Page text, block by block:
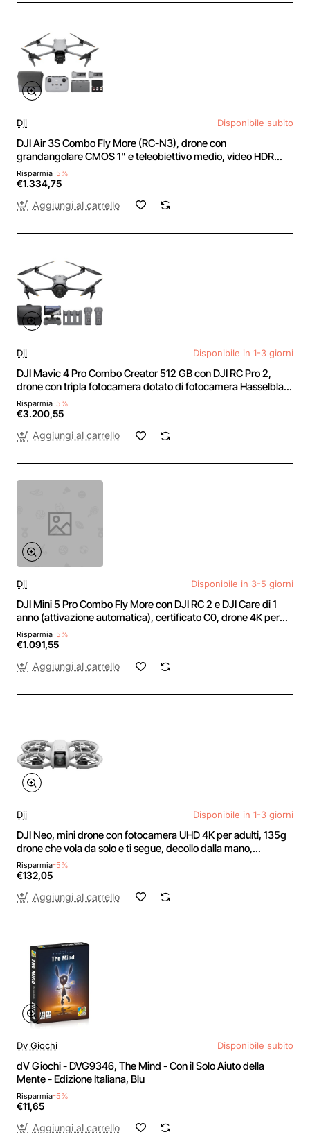
Dji Disponibile subito
DJI Air 3S Combo Fly More (RC-N3), drone con
grandangolare CMOS 1" e teleobiettivo medio, video HDR
4K/60fps, rilevamento omnidirezionale ostacoli in notturna e 3
batterie per volare più a lungo
Risparmia-5%
€1.334,75
Aggiungi al carrello
Dji Disponibile in 1-3 giorni
DJI Mavic 4 Pro Combo Creator 512 GB con DJI RC Pro 2,
drone con tripla fotocamera dotato di fotocamera Hasselblad
da 100 MP con CMOS 4/3, volo fino a 51 minuti, tre batterie,
hub di ricarica e altro
Risparmia-5%
€3.200,55
Aggiungi al carrello
Dji Disponibile in 3-5 giorni
DJI Mini 5 Pro Combo Fly More con DJI RC 2 e DJI Care di 1
anno (attivazione automatica), certificato C0, drone 4K per
principianti, drone con fotocamera, CMOS da 1 pollice,
rilevamento degli ostacoli
Risparmia-5%
€1.091,55
Aggiungi al carrello
Dji Disponibile in 1-3 giorni
DJI Neo, mini drone con fotocamera UHD 4K per adulti, 135g
drone che vola da solo e ti segue, decollo dalla mano,
tracciamento del soggetto, QuickShot, video stabilizzati,
(senza radiocomando)
Risparmia-5%
€132,05
Aggiungi al carrello
Dv Giochi Disponibile subito
dV Giochi - DVG9346, The Mind - Con il Solo Aiuto della
Mente - Edizione Italiana, Blu
Risparmia-5%
€11,65
Aggiungi al carrello